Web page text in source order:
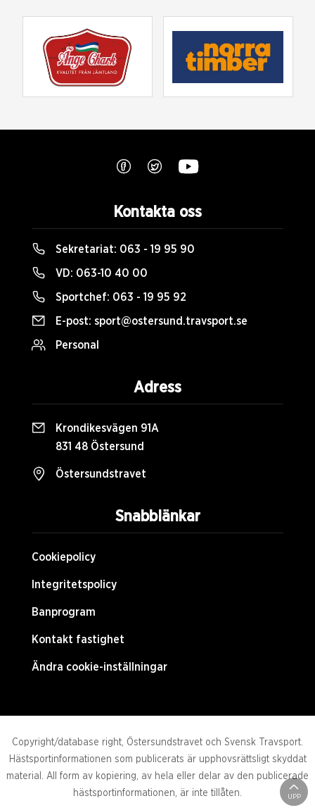
Snabblänkar
Cookiepolicy
Integritetspolicy
Banprogram
Kontakt fastighet
Ändra cookie-inställningar
Kontakta oss
Sekretariat: 063 - 19 95 90
VD: 063-10 40 00
Sportchef: 063 - 19 95 92
E-post: sport@ostersund.travsport.se
Personal
Adress
Krondikesvägen 91A
831 48 Östersund
Östersundstravet
UPP
Copyright/database right, Östersundstravet och Svensk Travsport.
Hästsportinformationen som publicerats är upphovsrättsligt skyddat
material. All form av kopiering, av hela eller delar av den publicerade
hästsportinformationen, är inte tillåten.